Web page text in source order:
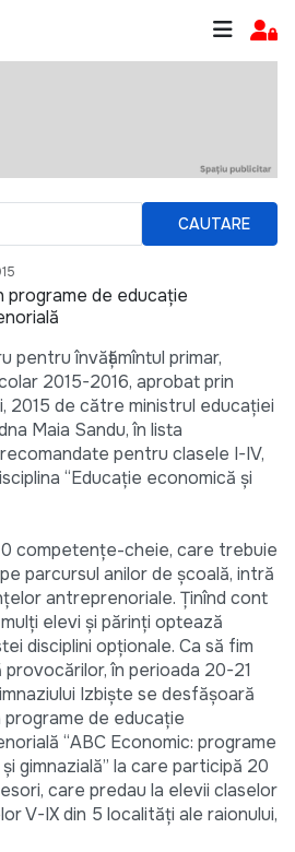
CAUTARE
programe de educaţie
pentru învăţămîntul primar,
2015-2016, aprobat prin
2015 de către ministrul educaţiei
Maia Sandu, în lista
pentru clasele I-IV,
“Educaţie economică şi
competenţe-cheie, care trebuie
parcursul anilor de şcoală, intră
antreprenoriale. Ţinînd cont
elevi şi părinţi optează
disciplini opţionale. Ca să fim
în perioada 20-21
Izbişte se desfăşoară
programe de educaţie
“ABC Economic: programe
gimnazială” la care participă 20
care predau la elevii claselor
V-IX din 5 localităţi ale raionului,